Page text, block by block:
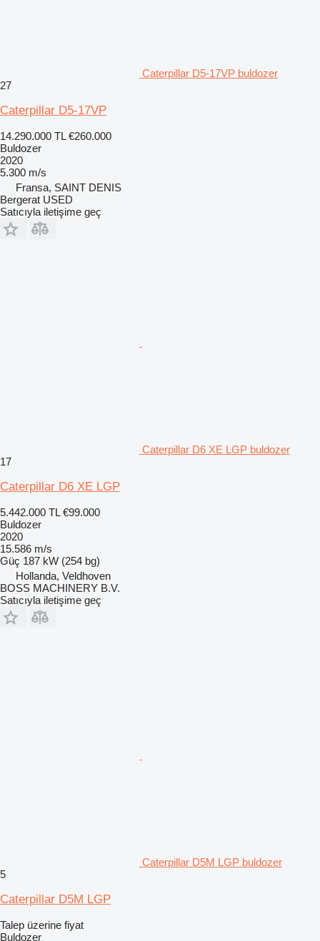
Caterpillar D5-17VP buldozer
27
Caterpillar D5-17VP
14.290.000 TL €260.000
Buldozer
2020
5.300 m/s
Fransa, SAINT DENIS
Bergerat USED
Satıcıyla iletişime geç
Caterpillar D6 XE LGP buldozer
17
Caterpillar D6 XE LGP
5.442.000 TL €99.000
Buldozer
2020
15.586 m/s
Güç 187 kW (254 bg)
Hollanda, Veldhoven
BOSS MACHINERY B.V.
Satıcıyla iletişime geç
Caterpillar D5M LGP buldozer
5
Caterpillar D5M LGP
Talep üzerine fiyat
Buldozer